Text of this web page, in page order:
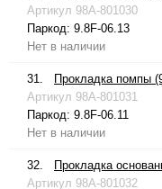
Артикул 98A-801030
Паркод: 9.8F-06.13
Нет в наличии
31.
Прокладка помпы
Артикул 98A-801031
Паркод: 9.8F-06.11
Нет в наличии
32.
Прокладка
Артикул 98A-801032